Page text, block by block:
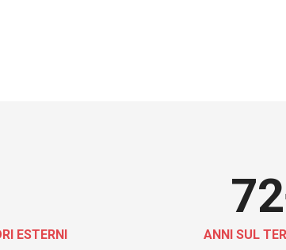
ESTERNI
72
ANNI SUL